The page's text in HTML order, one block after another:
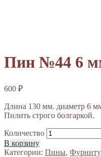
Пин №44 6
600 ₽
Длина 130 мм. диаметр 6
Пилить строго болгаркой.
Количество
В корзину
Категории: Пины,